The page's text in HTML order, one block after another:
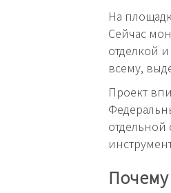
На
Сейчас
отделкой
всему,
Проект